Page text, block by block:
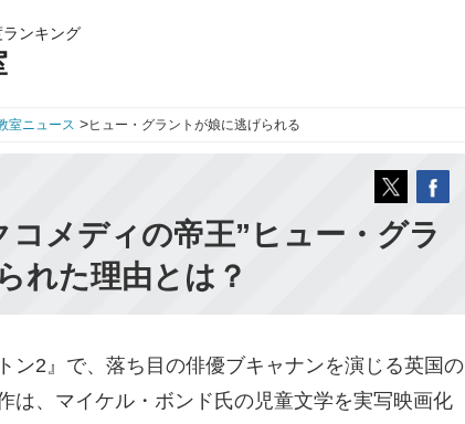
ンキング
室ニュース >ヒュー・グラントが娘に逃げられる
コメディの帝王”ヒュー・グラ
れた理由とは？
ン2』で、落ち目の俳優ブキャナンを演じる英国の
は、マイケル・ボンド氏の児童文学を実写映画化